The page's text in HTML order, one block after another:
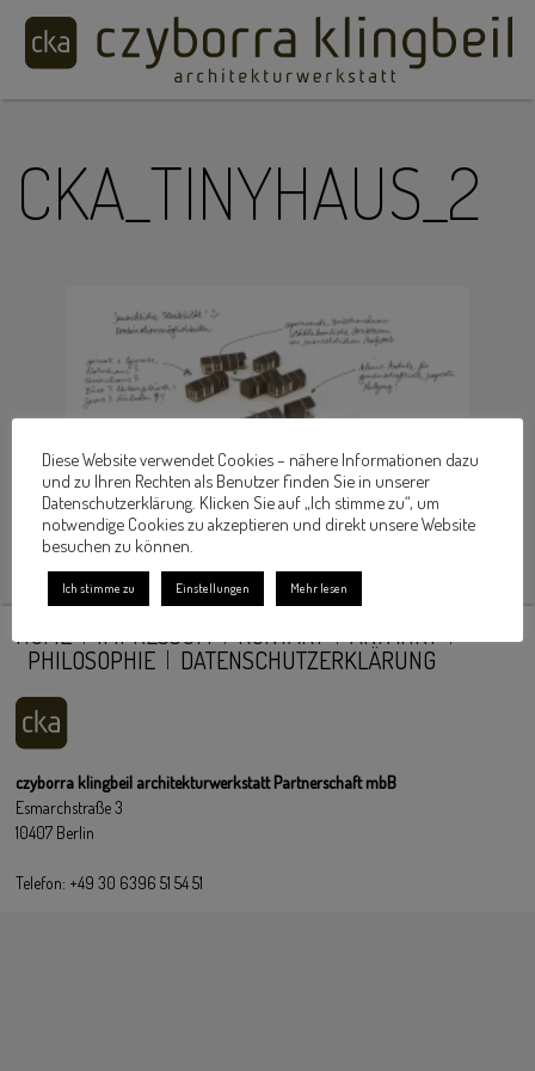
CKA_TINYHAUS_2
HOME IMPRESSUM KONTAKT
ANFAHRT
PHILOSOPHIE
DATENSCHUTZERKLÄRUNG
czyborra klingbeil architekturwerkstatt Partnerschaft mbB
Esmarchstraße 3
10407 Berlin
Telefon: +49 30 6396 51 54 51
Diese Website verwendet Cookies – nähere Informationen dazu
und zu Ihren Rechten als Benutzer finden Sie in unserer
Datenschutzerklärung. Klicken Sie auf „Ich stimme zu“, um
notwendige Cookies zu akzeptieren und direkt unsere Website
besuchen zu können.
Ich stimme zu Einstellungen Mehr lesen